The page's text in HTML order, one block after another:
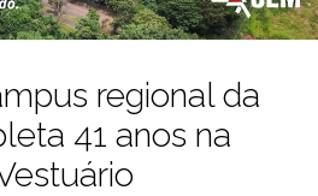
regional da
41 anos na